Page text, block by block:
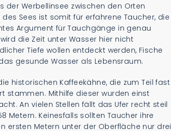
der Werbellinsee zwischen den Orten
Sees ist somit für erfahrene Taucher, die
Argument für Tauchgänge in genau
die Zeit unter Wasser hier nicht
Tiefe wollen entdeckt werden, Fische
gesunde Wasser als Lebensraum.
historischen Kaffeekähne, die zum Teil fast
stammen. Mithilfe dieser wurden einst
An vielen Stellen fällt das Ufer recht steil
Metern. Keinesfalls sollten Taucher ihre
ersten Metern unter der Oberfläche nur drei